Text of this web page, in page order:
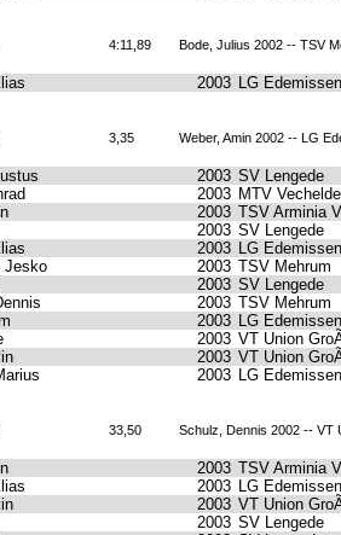
4:11,89 Bode, Julius 2002 -- TSV
2003 LG
3,35 Weber, Amin 2002 -- LG
2003 SV Lengede
2003 MTV Vechelde
2003 TSV Arminia
2003 SV Lengede
2003 LG
Jesko 2003 TSV Mehrum
2003 SV Lengede
2003 TSV Mehrum
2003 LG
2003 VT Union
2003 VT Union
2003 LG
33,50 Schulz, Dennis 2002 -- VT
2003 TSV Arminia
2003 LG
2003 VT Union
2003 SV Lengede